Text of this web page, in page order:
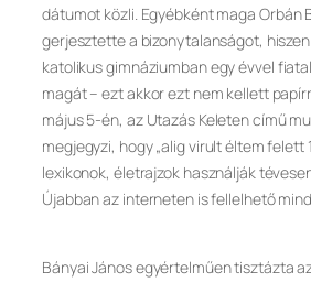
dátumot közli. Egyébként maga Orbán
gerjesztette a bizonytalanságot,
katolikus gimnáziumban egy évvel
magát – ezt akkor ezt nem kellett
május 5-én, az Utazás Keleten című
megjegyzi, hogy „alig virult éltem felett
lexikonok, életrajzok használják
Újabban az interneten is fellelhető
Bányai János egyértelműen tisztázta